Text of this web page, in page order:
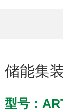
储能集
型号：